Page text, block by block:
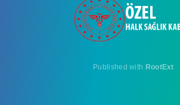
Published with RootExt